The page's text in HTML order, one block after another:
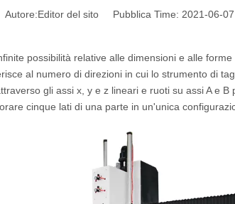
del sito Pubblica Time: 2021-06-
possibilità relative alle dimensioni e alle
al numero di direzioni in cui lo strumento di
gli assi x, y e z lineari e ruoti su assi A e
cinque lati di una parte in un'unica